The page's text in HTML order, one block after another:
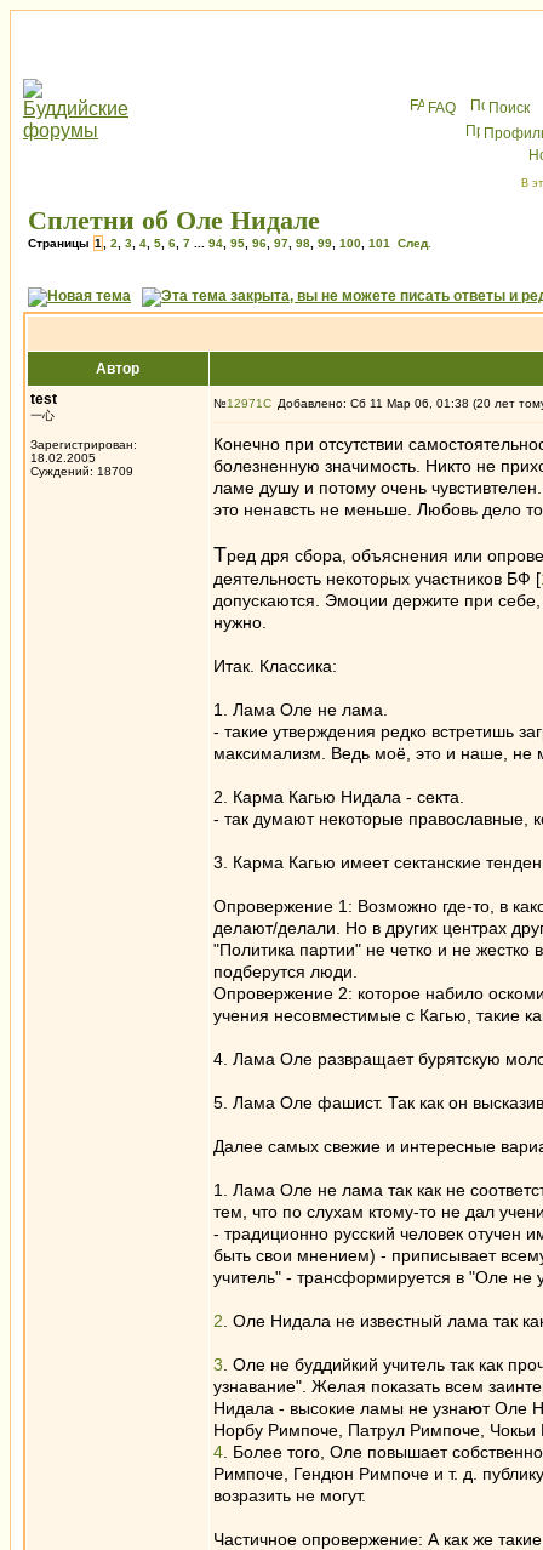
FAQ
Поиск
В
Сплетни об Оле Нидале
Страницы 1 2 3 4 5 6 7 94 95 96 97 98 99 100 101 След.
Автор
test
一心
Зарегистрирован:
18.02.2005
Суждений: 18709
№12971 Добавлено: Сб 11 Мар 06, 01:38 (20 лет
Конечно при отсутствии
болезненную значимость. Никто не
ламе душу и потому очень
это ненавсть не меньше. Любовь дело
Тред дря сбора, объяснения или
деятельность некоторых участников БФ [
допускаются. Эмоции держите при
нужно.
Итак. Классика:
1. Лама Оле не лама.
- такие утверждения редко встретишь
максимализм. Ведь моё, это и наше, не
2. Карма Кагью Нидала - секта.
- так думают некоторые православные,
3. Карма Кагью имеет сектанские
Опровержение 1: Возможно где-то, в
делают/делали. Но в других центрах
"Политика партии" не четко и не
подберутся люди.
Опровержение 2: которое набило
учения несовместимые с Кагью, такие
4. Лама Оле развращает бурятскую
5. Лама Оле фашист. Так как он
Далее самых свежие и интересные
1. Лама Оле не лама так как не
тем, что по слухам ктому-то не дал
- традиционно русский человек отучен
быть свои мнением) - приписывает
учитель" - трансформируется в "Оле не
2 . Оле Нидала не известный лама так
3 . Оле не буддийкий учитель так как
узнавание". Желая показать всем
Нидала - высокие ламы не узнают Оле
Норбу Римпоче, Патрул Римпоче,
4 . Более того, Оле повышает
Римпоче, Гендюн Римпоче и т. д.
возразить не могут.
Частичное опровержение: А как же